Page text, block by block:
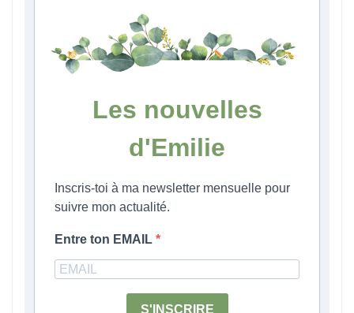
Les nouvelles
d'Emilie
Inscris-toi à ma newsletter mensuelle pour
suivre mon actualité.
Entre ton EMAIL
S'INSCRIRE